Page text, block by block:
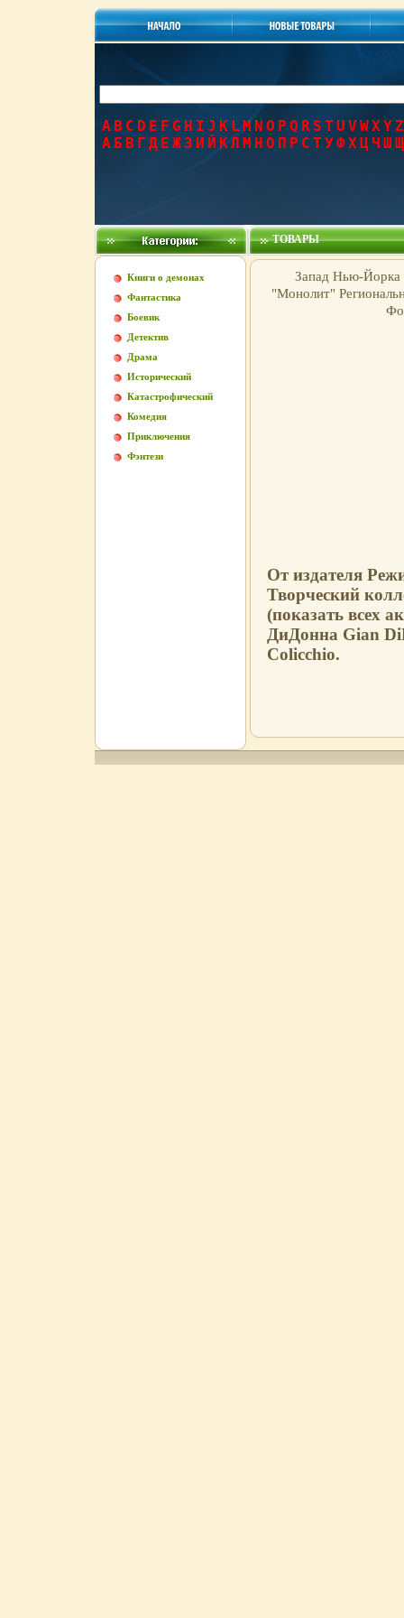
A B C D E F G H I J K L M N O P Q R S T U V WXYZ
А Б В Г Д Е Ж З И Й КЛ М Н О П Р С Т УФХЦЧ Ш Щ
Книги о демонах
Фантастика
Боевик
Детектив
Драма
Исторический
Катастрофический
Комедия
Приключения
Фэнтези
ТОВАРЫ
Запад Нью-Йорка
"Монолит"
От издателя
Творческий
(показать всех
ДиДонна Gian
Colicchio.